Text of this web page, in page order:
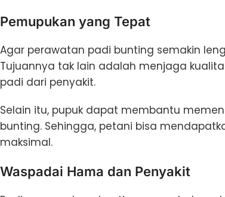
Pemupukan yang Tepat
Agar perawatan padi bunting semakin
Tujuannya tak lain adalah menjaga
padi dari penyakit.
Selain itu, pupuk dapat membantu
bunting. Sehingga, petani bisa
maksimal.
Waspadai Hama dan Penyakit